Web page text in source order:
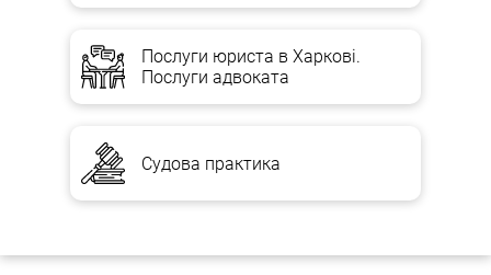
Послуги юриста в Харкові.
Послуги адвоката
Судова практика